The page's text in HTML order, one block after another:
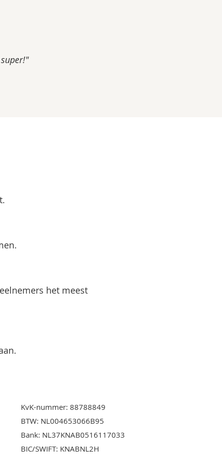
het meest
KvK-nummer: 88788849
BTW: NL004653066B95
Bank: NL37KNAB0516117033
BIC/SWIFT: KNABNL2H